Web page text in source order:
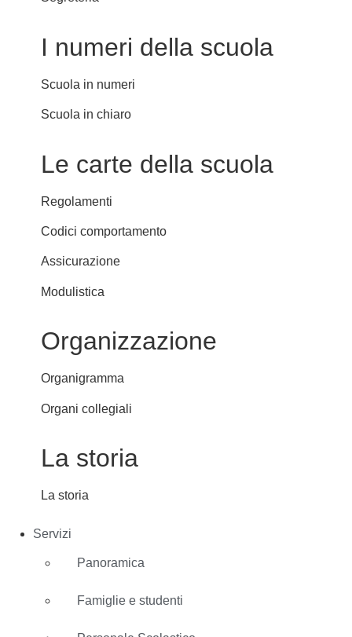
I numeri della scuola
Scuola in numeri
Scuola in chiaro
Le carte della scuola
Regolamenti
Codici comportamento
Assicurazione
Modulistica
Organizzazione
Organigramma
Organi collegiali
La storia
La storia
Servizi
Panoramica
Famiglie e studenti